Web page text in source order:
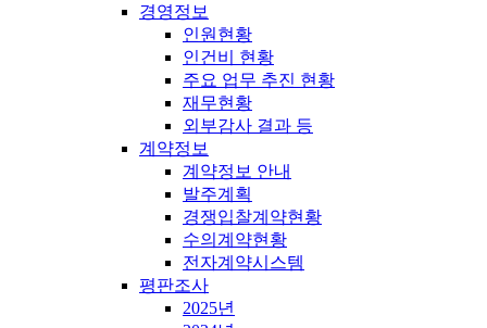
경영정보
인원현황
인건비 현황
주요 업무 추진 현황
재무현황
외부감사 결과 등
계약정보
계약정보 안내
발주계획
경쟁입찰계약현황
수의계약현황
전자계약시스템
평판조사
2025년